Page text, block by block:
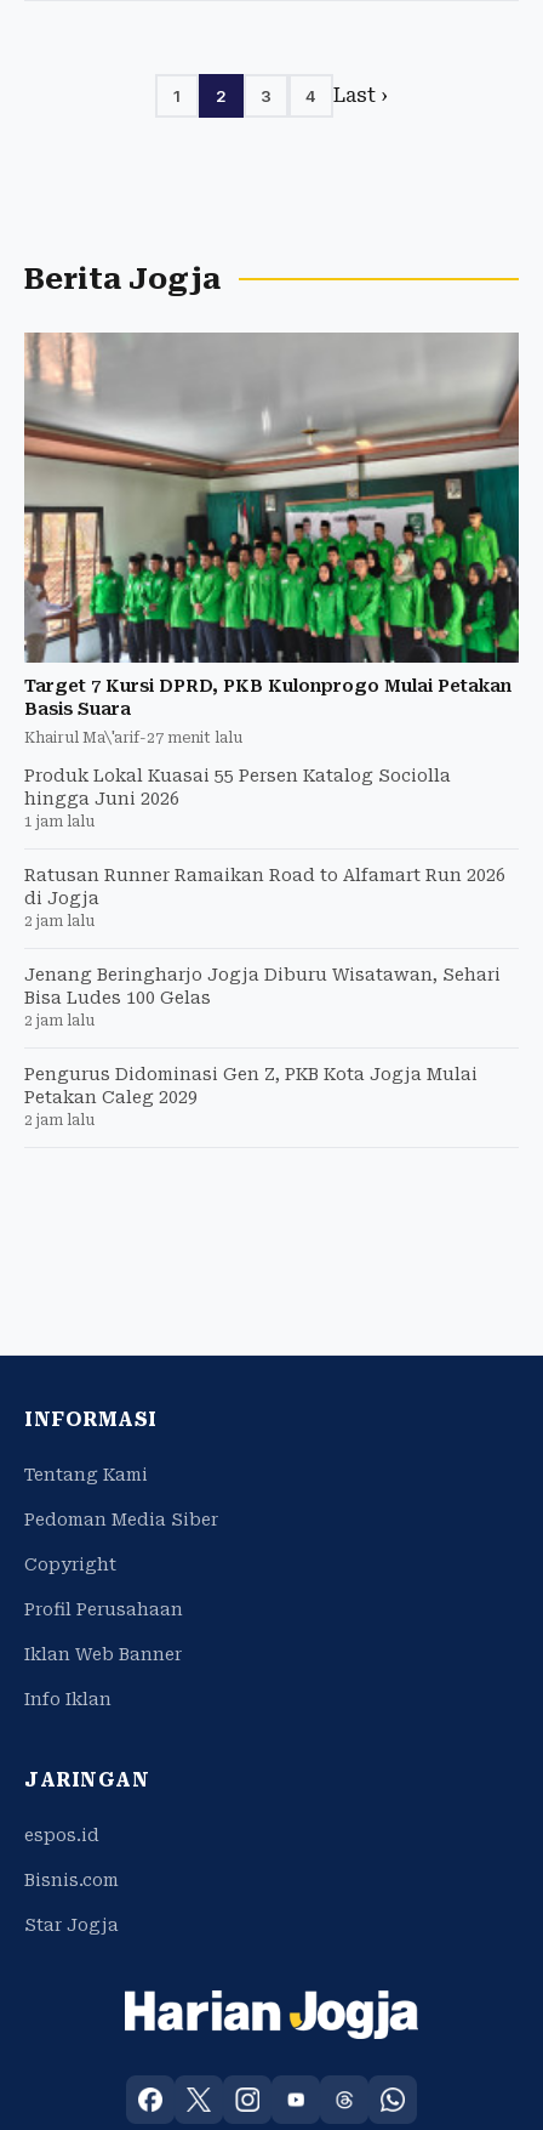
1 2 3 4 Last ›
Berita Jogja
Target 7 Kursi DPRD, PKB Kulonprogo Mulai Petakan
Basis Suara
Khairul Ma\'arif-27 menit lalu
Produk Lokal Kuasai 55 Persen Katalog Sociolla
hingga Juni 2026
1 jam lalu
Ratusan Runner Ramaikan Road to Alfamart Run 2026
di Jogja
2 jam lalu
Jenang Beringharjo Jogja Diburu Wisatawan, Sehari
Bisa Ludes 100 Gelas
2 jam lalu
Pengurus Didominasi Gen Z, PKB Kota Jogja Mulai
Petakan Caleg 2029
2 jam lalu
INFORMASI
Tentang Kami
Pedoman Media Siber
Copyright
Profil Perusahaan
Iklan Web Banner
Info Iklan
JARINGAN
espos.id
Bisnis.com
Star Jogja